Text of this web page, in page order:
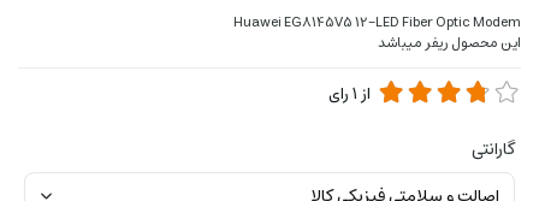
Huawei EG8145V5 12-LED Fiber Optic Modem
این محصول ریفر میباشد
از 1رای
گارانتی